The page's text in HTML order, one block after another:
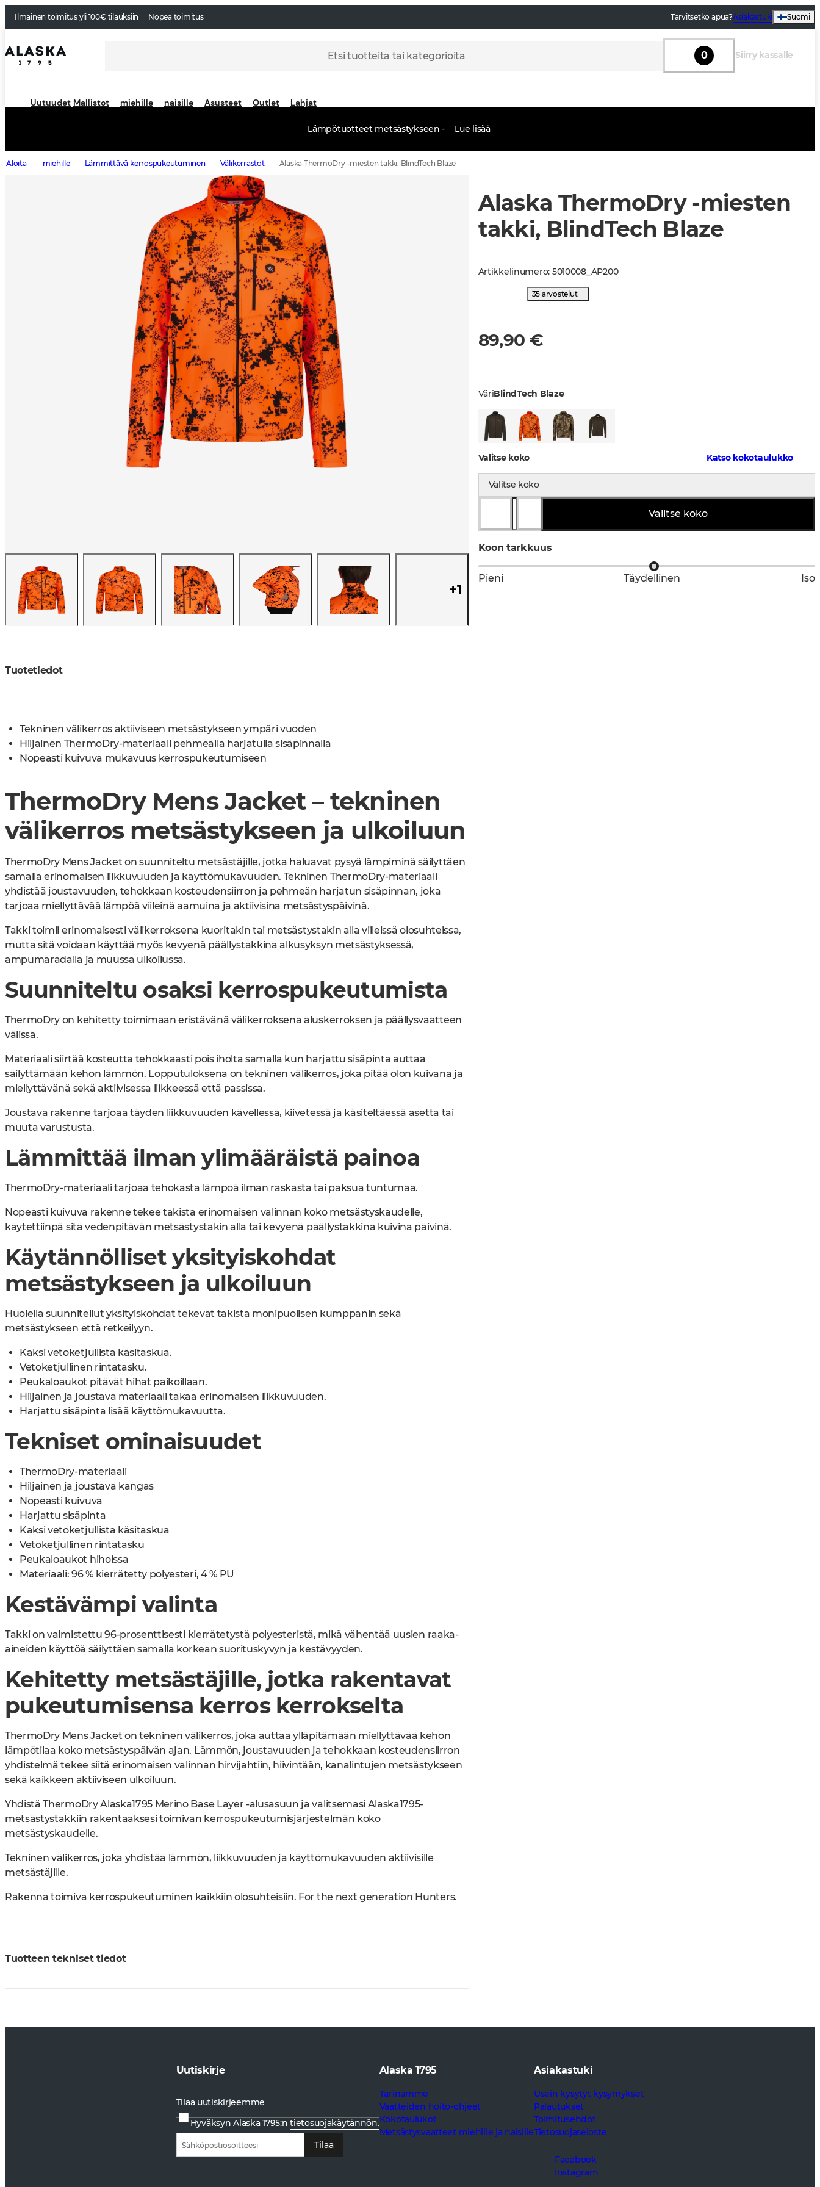
Ilmainen toimitus yli 100€ tilauksiin Nopea toimitus Tarvitsetko apua?Asiakastuki Suomi
Etsi tuotteita tai kategorioita 0 Siirry kassalle
Uutuudet Mallistot miehille naisille Asusteet Outlet Lahjat
Lämpötuotteet metsästykseen - Lue lisää
Aloita miehille Lämmittävä kerrospukeutuminen Välikerrastot Alaska ThermoDry -miesten takki, BlindTech Blaze
+1
Tuotetiedot
Tekninen välikerros aktiiviseen metsästykseen ympäri vuoden
Hiljainen ThermoDry-materiaali pehmeällä harjatulla sisäpinnalla
Nopeasti kuivuva mukavuus kerrospukeutumiseen
ThermoDry Mens Jacket – tekninen
välikerros metsästykseen ja ulkoiluun
ThermoDry Mens Jacket on suunniteltu metsästäjille, jotka haluavat pysyä lämpiminä säilyttäen
samalla erinomaisen liikkuvuuden ja käyttömukavuuden. Tekninen ThermoDry-materiaali
yhdistää joustavuuden, tehokkaan kosteudensiirron ja pehmeän harjatun sisäpinnan, joka
tarjoaa miellyttävää lämpöä viileinä aamuina ja aktiivisina metsästyspäivinä.
Takki toimii erinomaisesti välikerroksena kuoritakin tai metsästystakin alla viileissä olosuhteissa,
mutta sitä voidaan käyttää myös kevyenä päällystakkina alkusyksyn metsästyksessä,
ampumaradalla ja muussa ulkoilussa.
Suunniteltu osaksi kerrospukeutumista
ThermoDry on kehitetty toimimaan eristävänä välikerroksena aluskerroksen ja päällysvaatteen
välissä.
Materiaali siirtää kosteutta tehokkaasti pois iholta samalla kun harjattu sisäpinta auttaa
säilyttämään kehon lämmön. Lopputuloksena on tekninen välikerros, joka pitää olon kuivana ja
miellyttävänä sekä aktiivisessa liikkeessä että passissa.
Joustava rakenne tarjoaa täyden liikkuvuuden kävellessä, kiivetessä ja käsiteltäessä asetta tai
muuta varustusta.
Lämmittää ilman ylimääräistä painoa
ThermoDry-materiaali tarjoaa tehokasta lämpöä ilman raskasta tai paksua tuntumaa.
Nopeasti kuivuva rakenne tekee takista erinomaisen valinnan koko metsästyskaudelle,
käytettiinpä sitä vedenpitävän metsästystakin alla tai kevyenä päällystakkina kuivina päivinä.
Käytännölliset yksityiskohdat
metsästykseen ja ulkoiluun
Huolella suunnitellut yksityiskohdat tekevät takista monipuolisen kumppanin sekä
metsästykseen että retkeilyyn.
Kaksi vetoketjullista käsitaskua.
Vetoketjullinen rintatasku.
Peukaloaukot pitävät hihat paikoillaan.
Hiljainen ja joustava materiaali takaa erinomaisen liikkuvuuden.
Harjattu sisäpinta lisää käyttömukavuutta.
Tekniset ominaisuudet
ThermoDry-materiaali
Hiljainen ja joustava kangas
Nopeasti kuivuva
Harjattu sisäpinta
Kaksi vetoketjullista käsitaskua
Vetoketjullinen rintatasku
Peukaloaukot hihoissa
Materiaali: 96 % kierrätetty polyesteri, 4 % PU
Kestävämpi valinta
Takki on valmistettu 96-prosenttisesti kierrätetystä polyesteristä, mikä vähentää uusien raaka-
aineiden käyttöä säilyttäen samalla korkean suorituskyvyn ja kestävyyden.
Kehitetty metsästäjille, jotka rakentavat
pukeutumisensa kerros kerrokselta
ThermoDry Mens Jacket on tekninen välikerros, joka auttaa ylläpitämään miellyttävää kehon
lämpötilaa koko metsästyspäivän ajan. Lämmön, joustavuuden ja tehokkaan kosteudensiirron
yhdistelmä tekee siitä erinomaisen valinnan hirvijahtiin, hiivintään, kanalintujen metsästykseen
sekä kaikkeen aktiiviseen ulkoiluun.
Yhdistä ThermoDry Alaska1795 Merino Base Layer -alusasuun ja valitsemasi Alaska1795-
metsästystakkiin rakentaaksesi toimivan kerrospukeutumisjärjestelmän koko
metsästyskaudelle.
Tekninen välikerros, joka yhdistää lämmön, liikkuvuuden ja käyttömukavuuden aktiivisille
metsästäjille.
Rakenna toimiva kerrospukeutuminen kaikkiin olosuhteisiin. For the next generation Hunters.
Tuotteen tekniset tiedot
Alaska ThermoDry -miesten
takki, BlindTech Blaze
Artikkelinumero: 5010008_ AP200
35 arvostelut
89,90 €
VäriBlindTech Blaze
Valitse koko Katso kokotaulukko
Valitse koko
Valitse koko
Koon tarkkuus
Pieni Täydellinen Iso
Uutiskirje
Tilaa uutiskirjeemme
Hyväksyn Alaska 1795:ntietosuojakäytännön.
Tilaa
Alaska 1795
Tarinamme
Vaatteiden hoito-ohjeet
Kokotaulukot
Metsästysvaatteet miehille ja naisille
Asiakastuki
Usein kysytyt kysymykset
Palautukset
Toimitusehdot
Tietosuojaseloste
Facebook
Instagram